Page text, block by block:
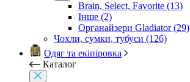
Brain, Select, Favorite (13)
Інше (2)
Органайзери Gladiator (29)
Чохли, сумки, тубуси (126)
Одяг та екіпіровка
Каталог